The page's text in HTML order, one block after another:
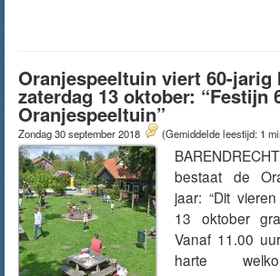
Oranjespeeltuin viert 60-jarig
zaterdag 13 oktober: “Festijn
Oranjespeeltuin”
Zondag 30 september 2018 (Gemiddelde leestijd: 1
bestaat de
jaar: “Dit
13 oktober
Vanaf 11.00
harte